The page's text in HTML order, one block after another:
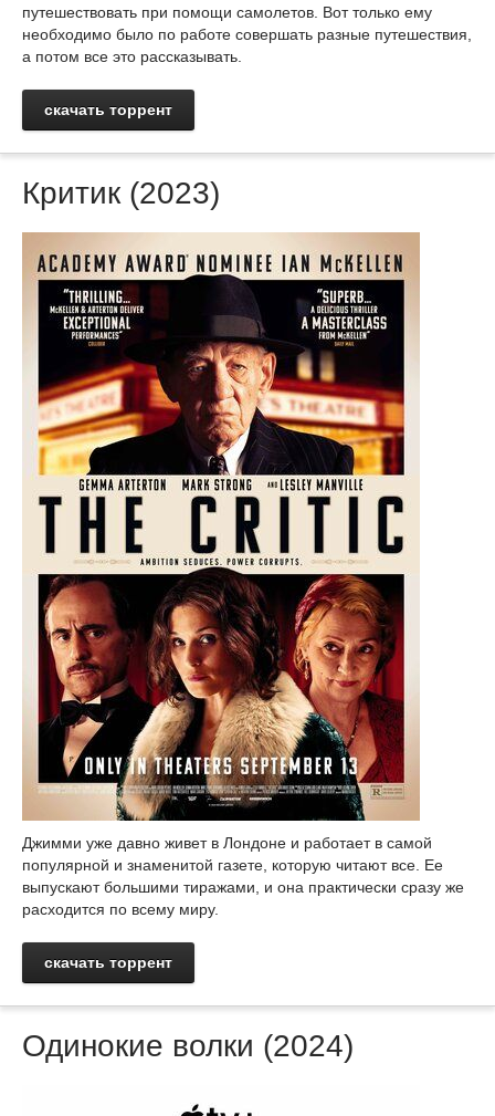
путешествовать при помощи самолетов. Вот только ему
необходимо было по работе совершать разные путешествия,
а потом все это рассказывать.
скачать торрент
Критик (2023)
Джимми уже давно живет в Лондоне и работает в самой
популярной и знаменитой газете, которую читают все. Ее
выпускают большими тиражами, и она практически сразу же
расходится по всему миру.
скачать торрент
Одинокие волки (2024)